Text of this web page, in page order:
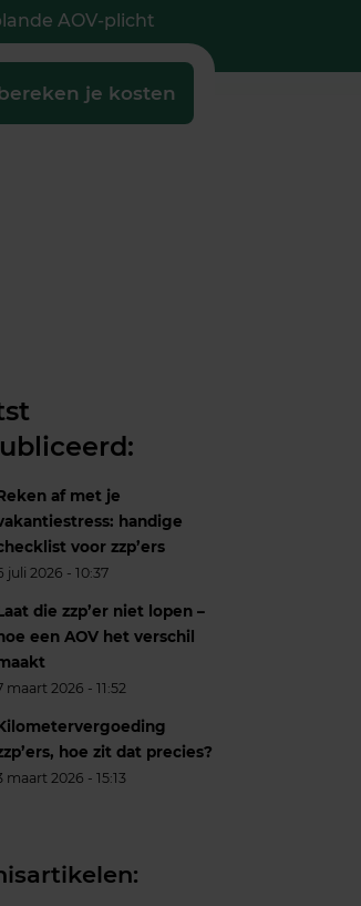
AOV-plicht
je kosten
af met je
handige
voor zzp’ers
juli 2026 - 10:37
die zzp’er niet lopen –
hoe een AOV het verschil
maart 2026 - 11:52
hoe zit dat precies?
maart 2026 - 15:13